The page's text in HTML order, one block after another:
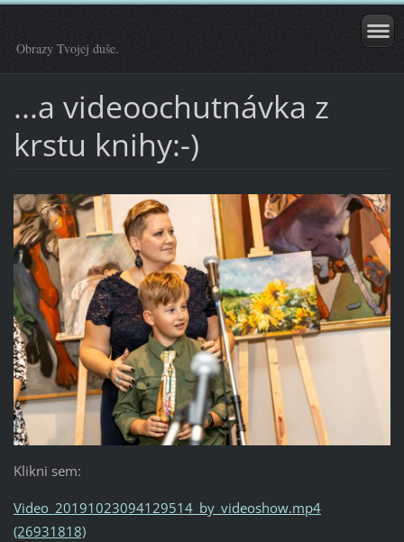
Obrazy Tvojej duše.
...a videoochutnávka z
krstu knihy:-)
Klikni sem:
Video_20191023094129514_by_videoshow.mp4
(26931818)